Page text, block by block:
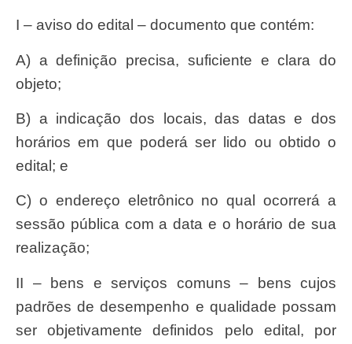
I – aviso do edital – documento que contém:
a) a definição precisa, suficiente e clara do
objeto;
b) a indicação dos locais, das datas e dos
horários em que poderá ser lido ou obtido o
edital; e
c) o endereço eletrônico no qual ocorrerá a
sessão pública com a data e o horário de sua
realização;
II – bens e serviços comuns – bens cujos
padrões de desempenho e qualidade possam
ser objetivamente definidos pelo edital, por